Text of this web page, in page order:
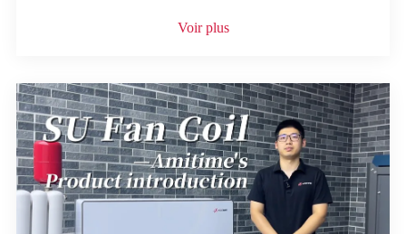
Voir plus